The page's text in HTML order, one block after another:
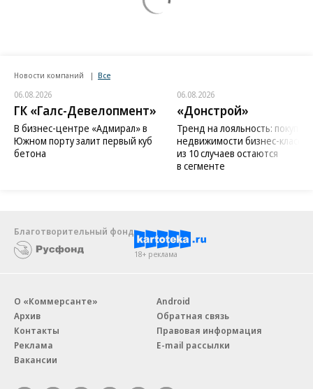
Новости компаний Все
06.08.2026
ГК «Галс-Девелопмент»
В бизнес-центре «Адмирал» в
Южном порту залит первый куб
бетона
06.08.2026
«Донстрой»
Тренд на лояльность:
недвижимости бизнес-класса
из 10 случаев остаются
в сегменте
Благотворительный фонд
18+ реклама
О «Коммерсанте»
Архив
Контакты
Реклама
Вакансии
Android
Обратная связь
Правовая информация
E-mail рассылки